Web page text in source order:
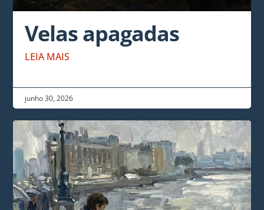
Velas apagadas
LEIA MAIS
junho 30, 2026